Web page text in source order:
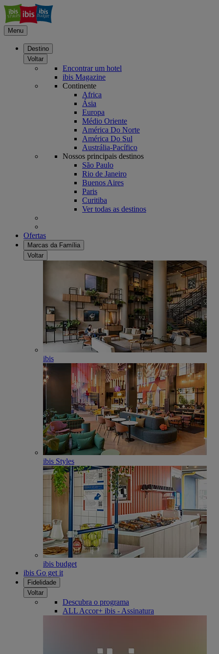
Menu
Destino
Voltar
Encontrar um hotel
ibis Magazine
Continente
Africa
Ásia
Europa
Médio Oriente
América Do Norte
América Do Sul
Austrália-Pacífico
Nossos principais destinos
São Paulo
Rio de Janeiro
Buenos Aires
Paris
Curitiba
Ver todas as destinos
Ofertas
Marcas da Família
Voltar
ibis
ibis Styles
ibis budget
ibis Go get it
Fidelidade
Voltar
Descubra o programa
ALL Accor+ ibis - Assinatura